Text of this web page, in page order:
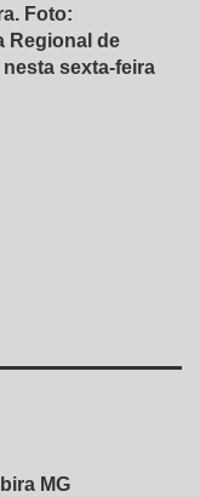
Foto:
Regional de
sexta-feira
MG